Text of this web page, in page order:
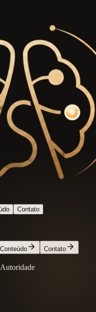
Contato
Conteúdo Contato